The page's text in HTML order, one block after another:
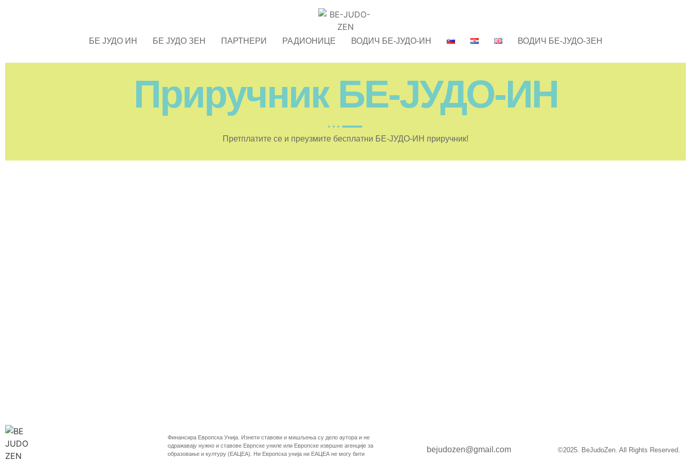
БЕ ЈУДО ИН БЕ ЈУДО ЗЕН ПАРТНЕРИ РАДИОНИЦЕ ВОДИЧ БЕ-ЈУДО-ИН ВОДИЧ БЕ-ЈУДО-ЗЕН
Приручник БЕ-ЈУДО-ИН
Претплатите се и преузмите бесплатни БЕ-ЈУДО-ИН приручник!
Финансира Европска Унија. Изнети ставови и мишљења су дело аутора и не
одражавају нужно и ставове Еврпске униле или Европске извршне агенције за
образовање и културу (ЕАЦЕА). Ни Европска унија ни ЕАЦЕА не могу бити
bejudozen@gmail.com ©2025. BeJudoZen. All Rights Reserved.